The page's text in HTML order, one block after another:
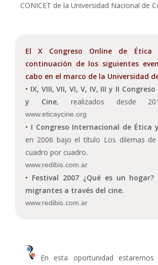
CONICET de la Universidad Nacional de
El X Congreso Online de
continuación de los siguientes
cabo en el marco de la Universidad
• IX, VIII, VII, VI, V, IV, III y II
y Cine, realizados desde
www.eticaycine.org
• I Congreso Internacional de Ética
en 2006 bajo el título Los dilemas
cuadro por cuadro.
www.redibis.com.ar
• Festival 2007 ¿Qué es un
migrantes a través del cine.
www.redibis.com.ar
En esta oportunidad estaremos